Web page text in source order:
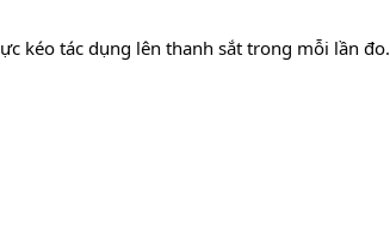
kéo tác dụng lên thanh sắt trong mỗi lần đo.